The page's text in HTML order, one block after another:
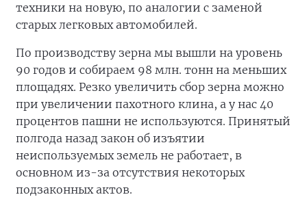
техники на новую, по аналогии с заменой
старых легковых автомобилей.
По производству зерна мы вышли на уровень
90 годов и собираем 98 млн. тонн на меньших
площадях. Резко увеличить сбор зерна можно
при увеличении пахотного клина, а у нас 40
процентов пашни не используются. Принятый
полгода назад закон об изъятии
неиспользуемых земель не работает, в
основном из-за отсутствия некоторых
подзаконных актов.